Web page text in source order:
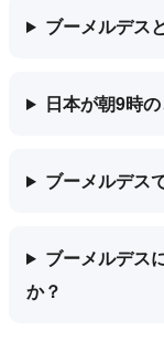
ブーメルデス
日本が朝9時
ブーメルデス
ブーメルデス
か？